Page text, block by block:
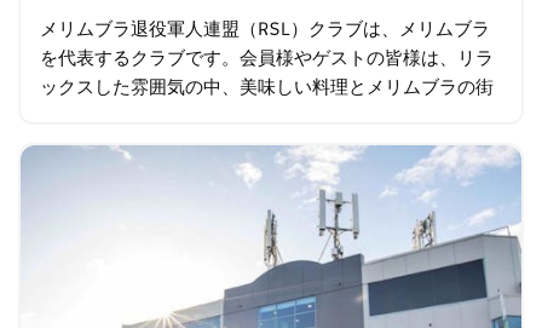
メリムブラ退役軍人連盟（RSL）クラブは、メリムブラ
を代表するクラブです。会員様やゲストの皆様は、リラ
ックスした雰囲気の中、美味しい料理とメリムブラの街